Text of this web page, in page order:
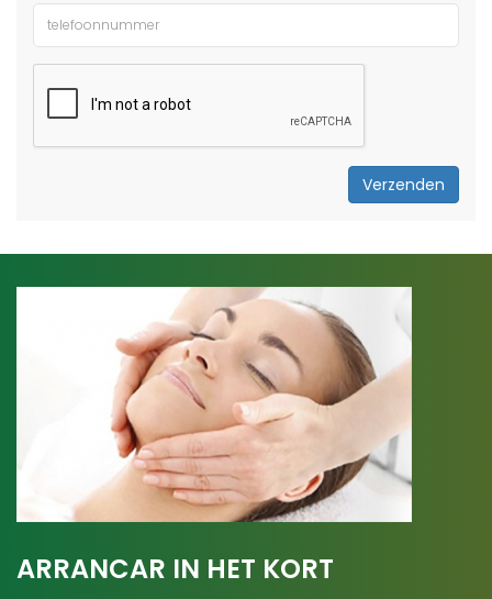
Verzenden
ARRANCAR IN HET KORT